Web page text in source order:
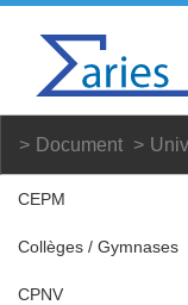
Document
CEPM
Collèges / Gymnases
CPNV